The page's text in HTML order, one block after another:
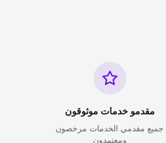
مقدمو خدمات موثوقون
جميع مقدمي الخدمات مرخصون
ومعتمدون